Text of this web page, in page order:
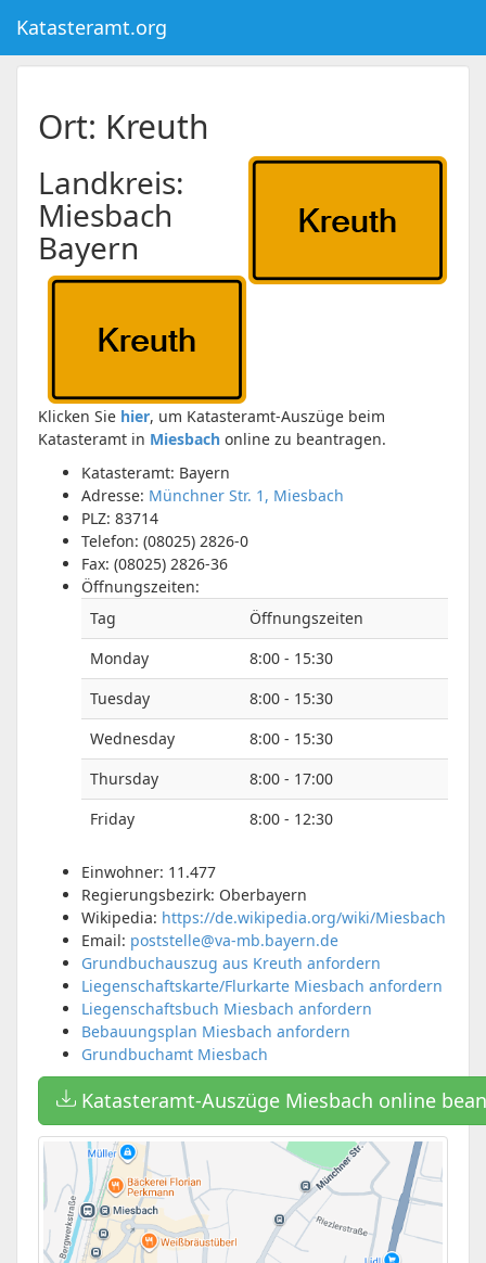
Katasteramt.org
Ort: Kreuth
Landkreis:
Miesbach
Bayern
Klicken Sie hier, um Katasteramt-Auszüge beim
Katasteramt in Miesbach online zu beantragen.
Katasteramt: Bayern
Adresse: Münchner Str. 1, Miesbach
PLZ: 83714
Telefon: (08025) 2826-0
Fax: (08025) 2826-36
Öffnungszeiten:
Tag
Öffnungszeiten
Monday
8:00 - 15:30
Tuesday
8:00 - 15:30
Wednesday
8:00 - 15:30
Thursday
8:00 - 17:00
Friday
8:00 - 12:30
Einwohner: 11.477
Regierungsbezirk: Oberbayern
Wikipedia: https://de.wikipedia.org/wiki/Miesbach
Email: poststelle@va-mb.bayern.de
Grundbuchauszug aus Kreuth anfordern
Liegenschaftskarte/Flurkarte Miesbach anfordern
Liegenschaftsbuch Miesbach anfordern
Bebauungsplan Miesbach anfordern
Grundbuchamt Miesbach
Katasteramt-Auszüge Miesbach online